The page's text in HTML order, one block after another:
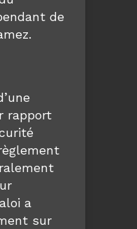
de
rapport
a
sur